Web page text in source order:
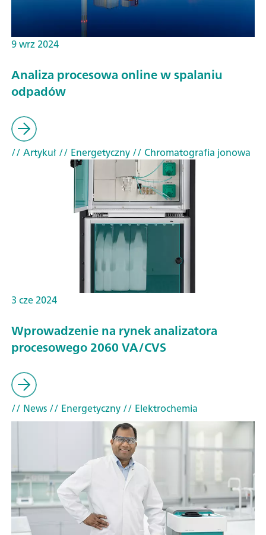
9 wrz 2024
Analiza procesowa online w spalaniu
odpadów
// Artykuł// Energetyczny// Chromatografia jonowa
3 cze 2024
Wprowadzenie na rynek analizatora
procesowego 2060 VA/CVS
// News// Energetyczny// Elektrochemia